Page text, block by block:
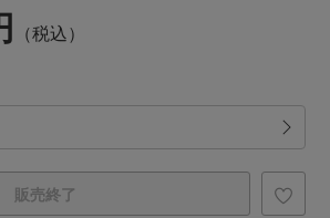
（税込）
販売終了